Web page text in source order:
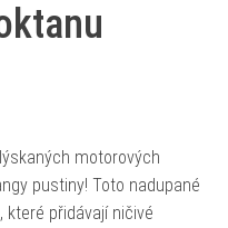
motorových
pustiny! Toto nadupané
které přidávají ničivé